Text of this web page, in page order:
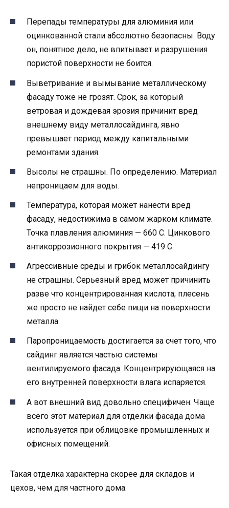
Перепады температуры для алюминия или
оцинкованной стали абсолютно безопасны. Воду
он, понятное дело, не впитывает и разрушения
пористой поверхности не боится.
Выветривание и вымывание металлическому
фасаду тоже не грозят. Срок, за который
ветровая и дождевая эрозия причинит вред
внешнему виду металлосайдинга, явно
превышает период между капитальными
ремонтами здания.
Высолы не страшны. По определению. Материал
непроницаем для воды.
Температура, которая может нанести вред
фасаду, недостижима в самом жарком климате.
Точка плавления алюминия — 660 С. Цинкового
антикоррозионного покрытия — 419 С.
Агрессивные среды и грибок металлосайдингу
не страшны. Серьезный вред может причинить
разве что концентрированная кислота; плесень
же просто не найдет себе пищи на поверхности
металла.
Паропроницаемость достигается за счет того, что
сайдинг является частью системы
вентилируемого фасада. Концентрирующаяся на
его внутренней поверхности влага испаряется.
А вот внешний вид довольно специфичен. Чаще
всего этот материал для отделки фасада дома
используется при облицовке промышленных и
офисных помещений.
Такая отделка характерна скорее для складов и
цехов, чем для частного дома.